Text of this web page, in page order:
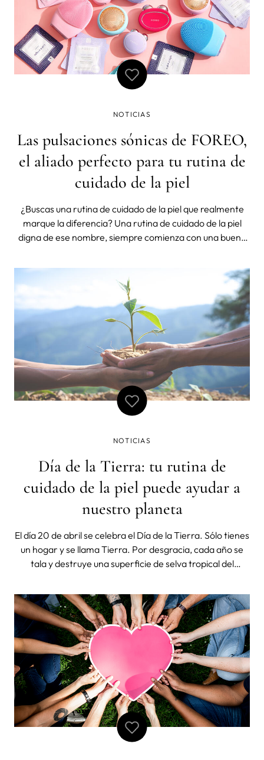
NOTICIAS
Las pulsaciones sónicas de FOREO,
el aliado perfecto para tu rutina de
cuidado de la piel
¿Buscas una rutina de cuidado de la piel que realmente
marque la diferencia? Una rutina de cuidado de la piel
digna de ese nombre, siempre comienza con una buena
pulsaciones T-Sonic™, una tecnología patentada por la
empresa FOREO, presente
NOTICIAS
Día de la Tierra: tu rutina de
cuidado de la piel puede ayudar a
nuestro planeta
El día 20 de abril se celebra el Día de la Tierra. Sólo tienes
un hogar y se llama Tierra. Por desgracia, cada año se
tala y destruye una superficie de selva tropical del
las actividades humanas. La insensible deforestación ha
provocado